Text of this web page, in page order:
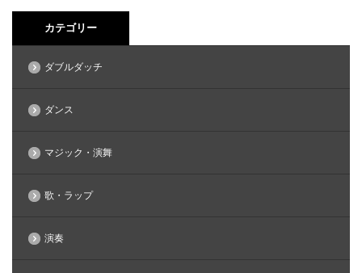
カテゴリー
ダブルダッチ
ダンス
マジック・演舞
歌・ラップ
演奏